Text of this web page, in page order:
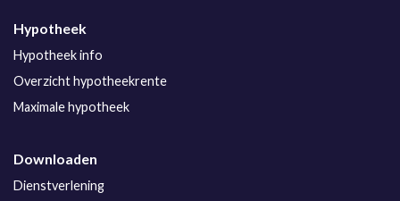
Hypotheek
Hypotheek info
Overzicht hypotheekrente
Maximale hypotheek
Downloaden
Dienstverlening